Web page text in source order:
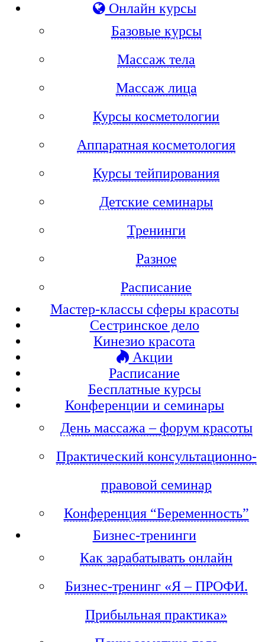
Онлайн курсы
Базовые курсы
Массаж тела
Массаж лица
Курсы косметологии
Аппаратная косметология
Курсы тейпирования
Детские семинары
Тренинги
Разное
Расписание
Мастер-классы сферы красоты
Сестринское дело
Кинезио красота
Акции
Расписание
Бесплатные курсы
Конференции и семинары
День массажа – форум красоты
Практический консультационно-
правовой семинар
Конференция “Беременность”
Бизнес-тренинги
Как зарабатывать онлайн
Бизнес-тренинг «Я – ПРОФИ.
Прибыльная практика»